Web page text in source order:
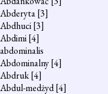
Abderyta[3]
Abdhuci[3]
Abdimi[4]
abdominalis
Abdominalny[4]
Abdruk[4]
Abdul-medżyd[4]